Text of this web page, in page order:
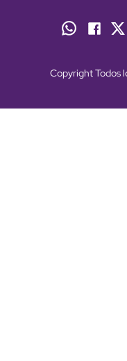
Copyright Todos